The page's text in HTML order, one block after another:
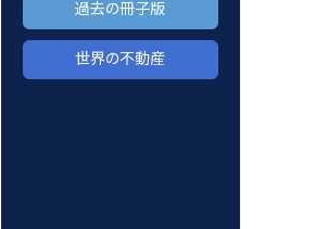
過去の冊子版
世界の不動産